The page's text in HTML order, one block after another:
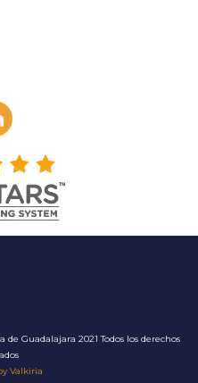
Guadalajara 2021 Todos los derechos
Valkiria